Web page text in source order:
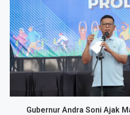
Gubernur Andra Soni Ajak